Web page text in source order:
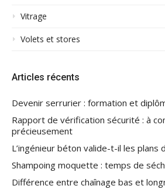
Vitrage
Volets et stores
Articles récents
Devenir serrurier : formation et
Rapport de vérification sécurité : à
précieusement
L’ingénieur béton valide-t-il les plans
Shampoing moquette : temps de
Différence entre chaînage bas et